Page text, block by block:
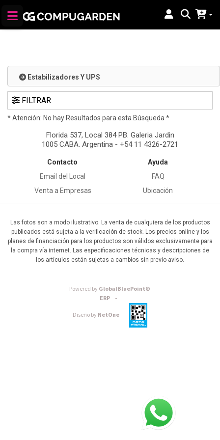
Estabilizadores Y UPS
FILTRAR
* Atención: No hay Resultados para esta Búsqueda *
Florida 537, Local 384 PB. Galeria Jardin
1005 CABA. Argentina - +54 11 4326-2721
Contacto
Email del Local
Venta a Empresas
Ayuda
FAQ
Ubicación
Las fotos son a modo ilustrativo. La venta de cualquiera de los productos
publicados está sujeta a la verificación de stock. Los precios online y los
planes de financiación para los productos son válidos exclusivamente para
la compra vía internet. Las especificaciones técnicas y descripciones de
los artículos están sujetas a cambios sin previo aviso.
Powered byGlobalBluePoint©
ERP -
Diseño byNetOne